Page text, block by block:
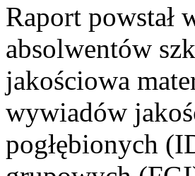
Raport powstał
absolwentów
jakościowa
wywiadów
pogłębionych